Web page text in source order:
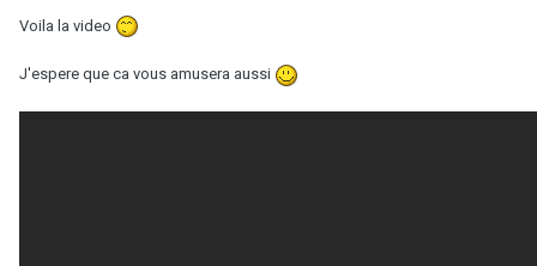
Voila la video
J'espere que ca vous amusera aussi